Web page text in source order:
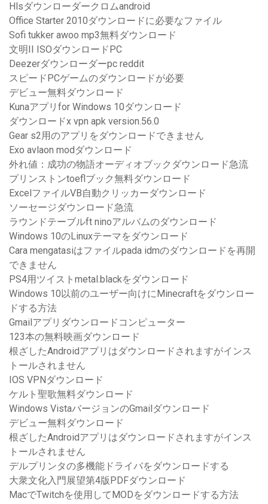
Hlsダウンローダークロムandroid
Office Starter 2010ダウンロードに必要なファイル
Sofi tukker awoo mp3無料ダウンロード
文明II ISOダウンロードPC
Deezerダウンローダーpc reddit
スピードPCゲームのダウンロードが必要
デビュー無料ダウンロード
Kunaアプリfor Windows 10ダウンロード
ダウンロードx vpn apk version.56.0
Gear s2用のアプリをダウンロードできません
Exo avlaon modダウンロード
外れ値：成功の物語オーディオブックダウンロード急流
プリンストンtoeflブック無料ダウンロード
ExcelファイルVB自動クリッカーダウンロード
ソーセージダウンロード急流
ラウンドテーブルft ninoアルバムのダウンロード
Windows 10のLinuxテーマをダウンロード
Cara mengatasiはファイルpada idmのダウンロードを再開
できません
PS4用ツイストmetal.blackをダウンロード
Windows 10以前のユーザー向けにMinecraftをダウンロー
ドする方法
Gmailアプリダウンロードコンピューター
123本の無料映画ダウンロード
根ざしたAndroidアプリはダウンロードされますがインス
トールされません
IOS VPNダウンロード
ケルト聖歌無料ダウンロード
Windows VistaバージョンのGmailダウンロード
デビュー無料ダウンロード
根ざしたAndroidアプリはダウンロードされますがインス
トールされません
デルプリンタの多機能ドライバをダウンロードする
大衆文化入門展望第4版PDFダウンロード
MacでTwitchを使用してMODをダウンロードする方法